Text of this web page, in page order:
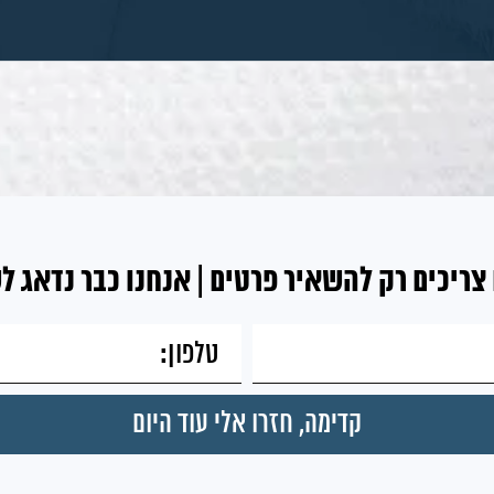
רק להשאיר פרטים | אנחנו כבר נדאג